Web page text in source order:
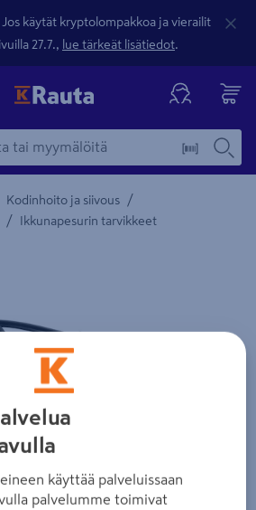
käytät kryptolompakkoa ja vierailit
27.7., lue tärkeät lisätiedot.
Kodinhoito ja siivous /
/ Ikkunapesurin tarvikkeet
löytyy Tuotteen kuvaus -
käyttää palveluissaan
palvelumme toimivat